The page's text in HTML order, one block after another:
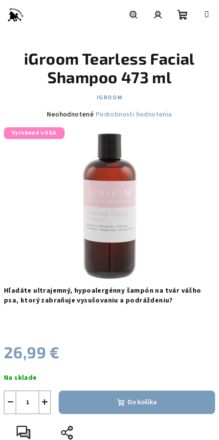
obsah
košík
Hľadáte ultrajemný, hypoalergénny šampón na tvár vášho
psa, ktorý zabraňuje vysušovaniu a podráždeniu?
26,99 €
cena:
Na sklade
+
− Do košíka
iGroom Tearless Facial
Shampoo 473 ml
IGROOM
Priemerné
produktu
Neohodnotené Podrobnosti hodnotenia
Vyrobené v USA